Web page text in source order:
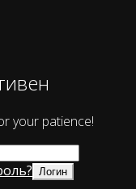
your patience!